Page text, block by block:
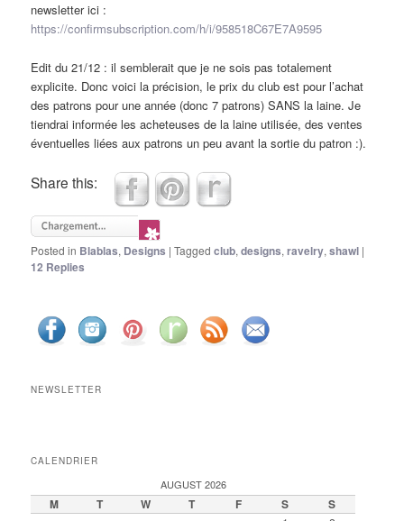
newsletter ici :
https://confirmsubscription.com/h/i/958518C67E7A9595
Edit du 21/12 : il semblerait que je ne sois pas totalement
explicite. Donc voici la précision, le prix du club est pour l’achat
des patrons pour une année (donc 7 patrons) SANS la laine. Je
tiendrai informée les acheteuses de la laine utilisée, des ventes
éventuelles liées aux patrons un peu avant la sortie du patron :).
Share this:
Posted in Blablas, Designs |Tagged club,designs,ravelry,shawl |
12 Replies
NEWSLETTER
CALENDRIER
AUGUST 2026
M T W T F S S